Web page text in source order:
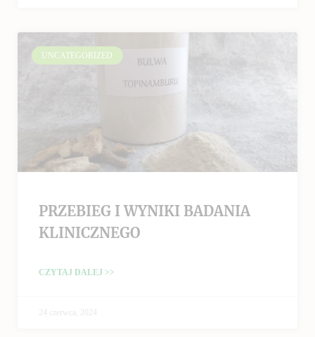
UNCATEGORIZED
PRZEBIEG I WYNIKI BADANIA
KLINICZNEGO
CZYTAJ DALEJ >>
24 czerwca, 2024